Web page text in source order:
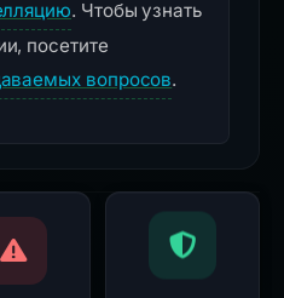
. Чтобы узнать
посетите
вопросов.